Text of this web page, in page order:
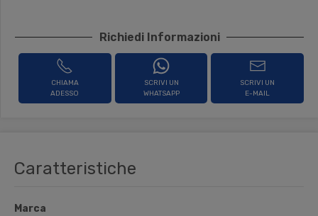
Richiedi Informazioni
CHIAMA
ADESSO
SCRIVI UN
WHATSAPP
SCRIVI UN
E-MAIL
Caratteristiche
Marca